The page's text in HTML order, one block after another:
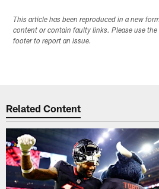
This article has been reproduced in a new
content or contain faulty links. Please use
footer to report an issue.
Related Content